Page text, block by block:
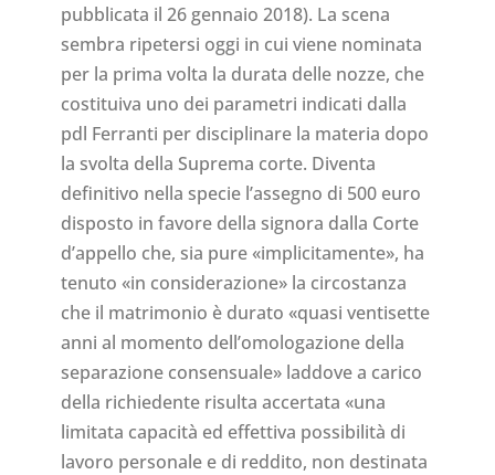
pubblicata il 26 gennaio 2018). La scena
sembra ripetersi oggi in cui viene nominata
per la prima volta la durata delle nozze, che
costituiva uno dei parametri indicati dalla
pdl Ferranti per disciplinare la materia dopo
la svolta della Suprema corte. Diventa
definitivo nella specie l’assegno di 500 euro
disposto in favore della signora dalla Corte
d’appello che, sia pure «implicitamente», ha
tenuto «in considerazione» la circostanza
che il matrimonio è durato «quasi ventisette
anni al momento dell’omologazione della
separazione consensuale» laddove a carico
della richiedente risulta accertata «una
limitata capacità ed effettiva possibilità di
lavoro personale e di reddito, non destinata